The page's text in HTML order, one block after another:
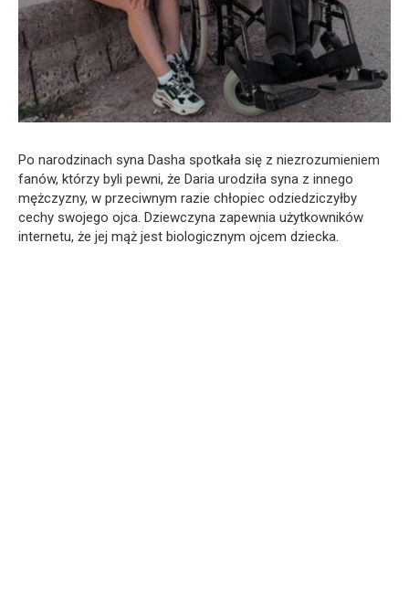
Po narodzinach syna Dasha spotkała się z niezrozumieniem
fanów, którzy byli pewni, że Daria urodziła syna z innego
mężczyzny, w przeciwnym razie chłopiec odziedziczyłby
cechy swojego ojca. Dziewczyna zapewnia użytkowników
internetu, że jej mąż jest biologicznym ojcem dziecka.